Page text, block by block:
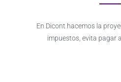
En Dicont hacemos la
impuestos, evita pagar